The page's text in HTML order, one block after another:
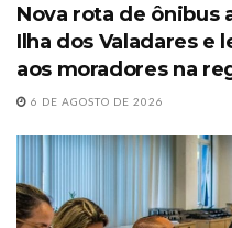
Nova rota de ônibus
Ilha dos Valadares e
aos moradores na
6 DE AGOSTO DE 2026